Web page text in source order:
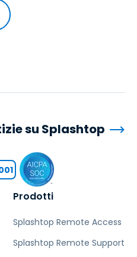
Prodotti
Splashtop Remote Access
Splashtop Remote Support
su Splashtop